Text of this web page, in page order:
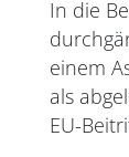
In die
einem
als
EU-